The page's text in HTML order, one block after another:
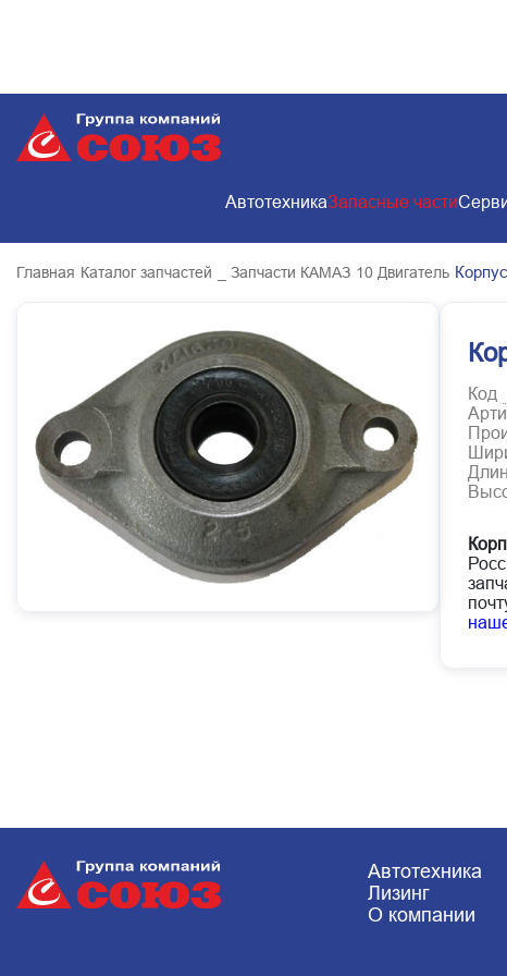
АвтотехникаЗапасные части
Главная Каталог запчастей _ Запчасти КАМАЗ 10 Двигатель
Код
Автотехника
Лизинг
О компании